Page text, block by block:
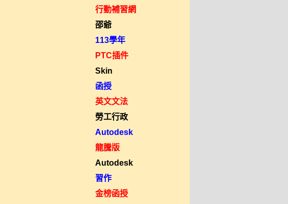
行動補習網
邵爺
113學年
PTC插件
Skin
函授
英文文法
勞工行政
Autodesk
龍騰版
Autodesk
習作
金榜函授